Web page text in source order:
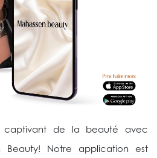
captivant de la beauté avec
Beauty! Notre application est